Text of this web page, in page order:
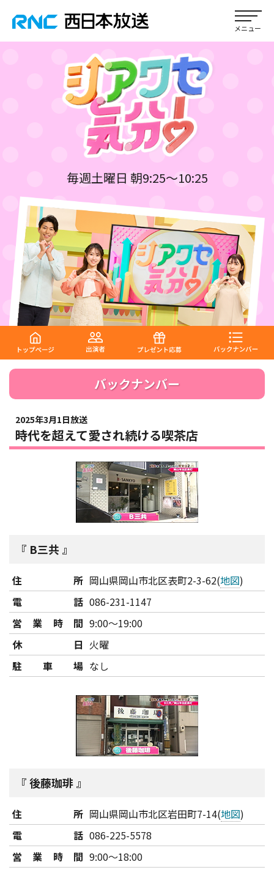
毎週土曜日 朝9:25～10:25
バックナンバー
2025年3月1日放送
時代を超えて愛され続ける喫茶店
B三共
住所 岡山県岡山市北区表町2-3-62(地図)
電話 086-231-1147
営業時間 9:00～19:00
休日 火曜
駐車場 なし
後藤珈琲
住所 岡山県岡山市北区岩田町7-14(地図)
電話 086-225-5578
営業時間 9:00～18:00